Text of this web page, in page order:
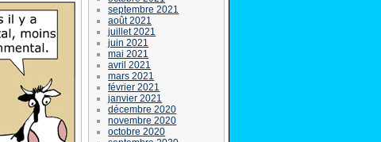
septembre 2021
août 2021
juillet 2021
juin 2021
mai 2021
avril 2021
mars 2021
février 2021
janvier 2021
décembre 2020
novembre 2020
octobre 2020